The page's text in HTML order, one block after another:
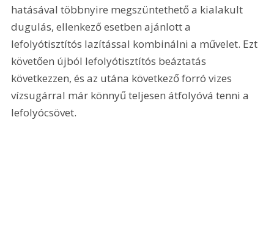
hatásával többnyire megszüntethető a kialakult
dugulás, ellenkező esetben ajánlott a
lefolyótisztítós lazítással kombinálni a művelet. Ezt
követően újból lefolyótisztítós beáztatás
következzen, és az utána következő forró vizes
vízsugárral már könnyű teljesen átfolyóvá tenni a
lefolyócsövet.